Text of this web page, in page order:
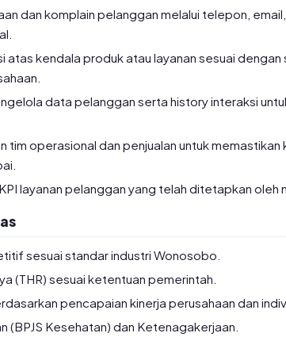
dan komplain pelanggan melalui telepon,
atas kendala produk atau layanan sesuai dengan
data pelanggan serta history interaksi
tim operasional dan penjualan untuk memastikan
layanan pelanggan yang telah ditetapkan oleh
sesuai standar industri Wonosobo.
(THR) sesuai ketentuan pemerintah.
pencapaian kinerja perusahaan dan
(BPJS Kesehatan) dan Ketenagakerjaan.